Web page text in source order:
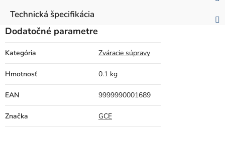
Technická špecifikácia
Dodatočné parametre
Kategória Zváracie súpravy
Hmotnosť 0.1 kg
EAN 9999990001689
Značka GCE